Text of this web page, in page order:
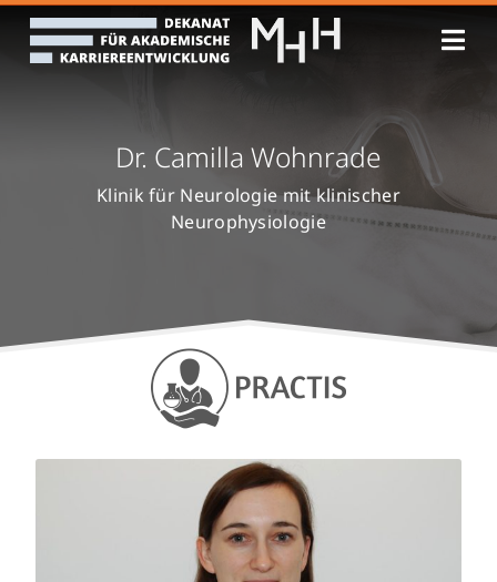
Zum
Inhalt
Dr. Camilla Wohnrade
Klinik für Neurologie mit klinischer
Neurophysiologie